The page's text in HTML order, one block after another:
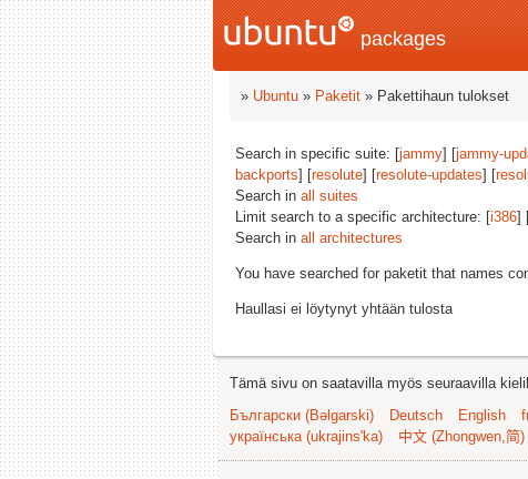
packages
» Ubuntu » Paketit » Pakettihaun tulokset
Search in specific suite: [jammy] [jammy-
backports] [resolute] [resolute-updates] [
Search in all suites
Limit search to a specific architecture: [i386]
Search in all architectures
You have searched for paketit that names
Haullasi ei löytynyt yhtään tulosta
Tämä sivu on saatavilla myös seuraavilla
Български (Bəlgarski)
Deutsch English
українська (ukrajins'ka)
中文 (Zhongwen,简)